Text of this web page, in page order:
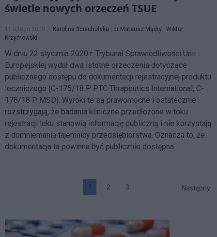
świetle nowych orzeczeń TSUE
11 lutego 2020 Karolina Ściechulska | dr Mateusz Mądry | Wiktor
Krzymowski
W dniu 22 stycznia 2020 r. Trybunał Sprawiedliwości Unii
Europejskiej wydał dwa istotne orzeczenia dotyczące
publicznego dostępu do dokumentacji rejestracyjnej produktu
leczniczego (C-175/18 P PTC Thrapeutics International; C-
178/18 P MSD). Wyroki te są prawomocne i ostatecznie
rozstrzygają, że badania kliniczne przedłożone w toku
rejestracji leku stanowią informację publiczną i nie korzystają
z domniemania tajemnicy przedsiębiorstwa. Oznacza to, że
dokumentacja ta powinna być publicznie dostępna.
1 2 3 Następny